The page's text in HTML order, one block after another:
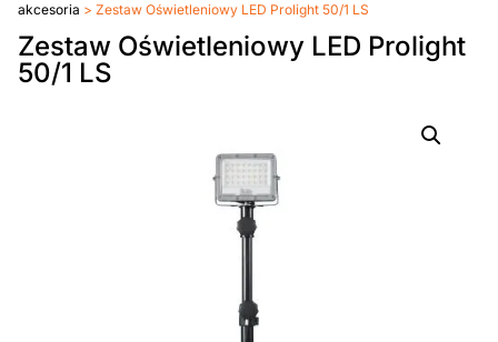
główna
akcesoria > Zestaw Oświetleniowy LED Prolight 50/1 LS
Zestaw Oświetleniowy LED Prolight
50/1 LS